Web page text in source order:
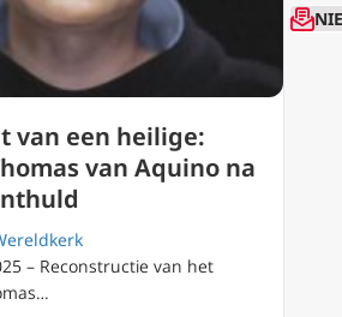
van een heilige:
van Aquino na
– Reconstructie van het